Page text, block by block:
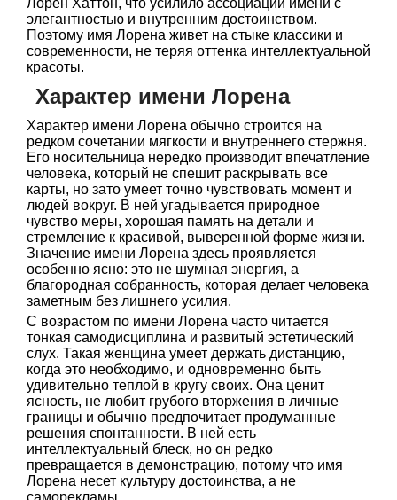
Лорен Хаттон, что усилило ассоциации имени с
элегантностью и внутренним достоинством.
Поэтому имя Лорена живет на стыке классики и
современности, не теряя оттенка интеллектуальной
красоты.
Характер имени Лорена
Характер имени Лорена обычно строится на
редком сочетании мягкости и внутреннего стержня.
Его носительница нередко производит впечатление
человека, который не спешит раскрывать все
карты, но зато умеет точно чувствовать момент и
людей вокруг. В ней угадывается природное
чувство меры, хорошая память на детали и
стремление к красивой, выверенной форме жизни.
Значение имени Лорена здесь проявляется
особенно ясно: это не шумная энергия, а
благородная собранность, которая делает человека
заметным без лишнего усилия.
С возрастом по имени Лорена часто читается
тонкая самодисциплина и развитый эстетический
слух. Такая женщина умеет держать дистанцию,
когда это необходимо, и одновременно быть
удивительно теплой в кругу своих. Она ценит
ясность, не любит грубого вторжения в личные
границы и обычно предпочитает продуманные
решения спонтанности. В ней есть
интеллектуальный блеск, но он редко
превращается в демонстрацию, потому что имя
Лорена несет культуру достоинства, а не
саморекламы.